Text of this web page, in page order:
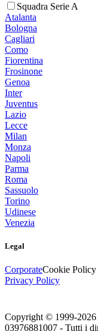
Squadra Serie A
Atalanta
Bologna
Cagliari
Como
Fiorentina
Frosinone
Genoa
Inter
Juventus
Lazio
Lecce
Milan
Monza
Napoli
Parma
Roma
Sassuolo
Torino
Udinese
Venezia
Legal
CorporateCookie Policy
Privacy Policy
Copyright © 1999-2026
03976881007 - Tutti i